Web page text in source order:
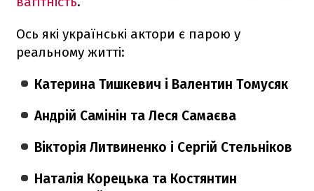
Ось які українські актори є парою у
реальному житті:
Катерина Тишкевич і Валентин Томусяк
Андрій Самінін та Леся Самаєва
Вікторія Литвиненко і Сергій Стельніков
Наталія Корецька та Костянтин